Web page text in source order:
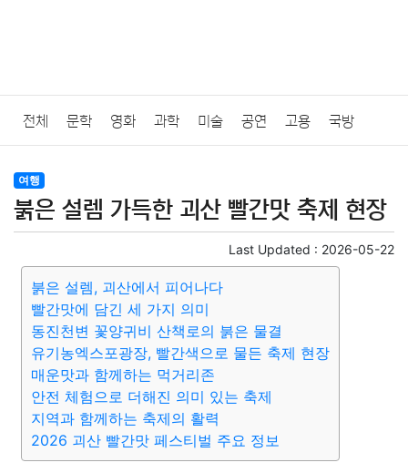
전체 문학 영화 과학 미술 공연 고용 국방
법률
질병 가요 방송 일상 주식 암호화폐 블록체인
결혼 육아 반려동물 패션 미용 증권 인테리어
요리 상품리뷰 원예 금융 게임 스포츠
대출 자동차 취미 여행 맛집
종교 사회 정치 건강 의료
여행
붉은 설렘 가득한 괴산 빨간맛 축제 현장
Last Updated : 2026-05-22
붉은 설렘, 괴산에서 피어나다
빨간맛에 담긴 세 가지 의미
동진천변 꽃양귀비 산책로의 붉은 물결
유기농엑스포광장, 빨간색으로 물든 축제 현장
매운맛과 함께하는 먹거리존
안전 체험으로 더해진 의미 있는 축제
지역과 함께하는 축제의 활력
2026 괴산 빨간맛 페스티벌 주요 정보